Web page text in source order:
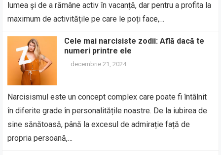
lumea și de a rămâne activ în vacanță, dar pentru a profita la
maximum de activitățile pe care le poți face,…
Cele mai narcisiste zodii: Află dacă te
numeri printre ele
— decembrie 21, 2024
Narcisismul este un concept complex care poate fi întâlnit
în diferite grade în personalitățile noastre. De la iubirea de
sine sănătoasă, până la excesul de admirație față de
propria persoană,…